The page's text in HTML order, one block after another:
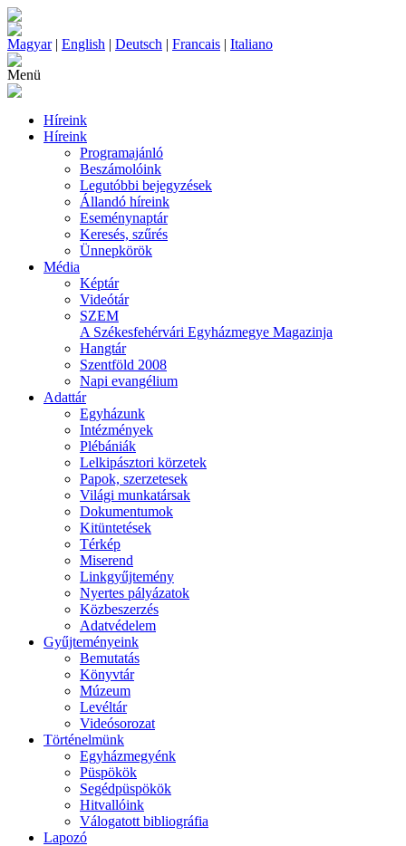
Magyar| English | Deutsch | Francais | Italiano
Menü
Híreink
Híreink
Programajánló
Beszámolóink
Legutóbbi bejegyzések
Állandó híreink
Eseménynaptár
Keresés, szűrés
Ünnepkörök
Média
Képtár
Videótár
SZEM
A Székesfehérvári Egyházmegye Magazinja
Hangtár
Szentföld 2008
Napi evangélium
Adattár
Egyházunk
Intézmények
Plébániák
Lelkipásztori körzetek
Papok, szerzetesek
Világi munkatársak
Dokumentumok
Kitüntetések
Térkép
Miserend
Linkgyűjtemény
Nyertes pályázatok
Közbeszerzés
Adatvédelem
Gyűjteményeink
Bemutatás
Könyvtár
Múzeum
Levéltár
Videósorozat
Történelmünk
Egyházmegyénk
Püspökök
Segédpüspökök
Hitvallóink
Válogatott bibliográfia
Lapozó